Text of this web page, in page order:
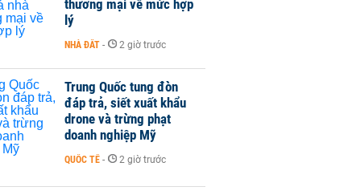
thương mại về mức hợp
lý
NHÀ ĐẤT - 2 giờ trước
Trung Quốc tung đòn
đáp trả, siết xuất khẩu
drone và trừng phạt
doanh nghiệp Mỹ
QUỐC TẾ - 2 giờ trước